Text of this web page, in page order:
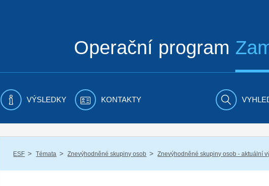
Operační program
VÝSLEDKY KONTAKTY
ESF / Témata / Znevýhodněné skupiny osob / Znevýhodněné skupiny osob - aktuální